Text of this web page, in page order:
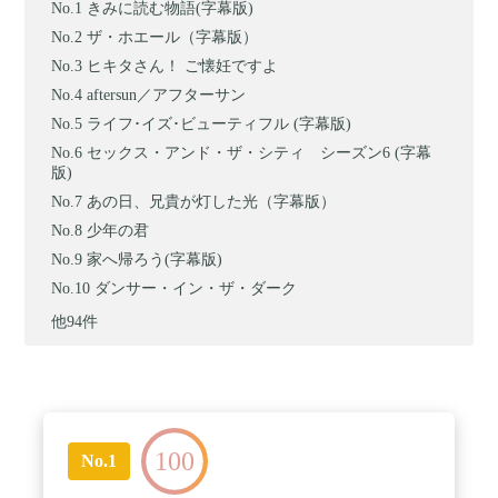
きみに読む物語(字幕版)
ザ・ホエール（字幕版）
ヒキタさん！ ご懐妊ですよ
aftersun／アフターサン
ライフ･イズ･ビューティフル (字幕版)
セックス・アンド・ザ・シティ シーズン6 (字幕
版)
あの日、兄貴が灯した光（字幕版）
少年の君
家へ帰ろう(字幕版)
ダンサー・イン・ザ・ダーク
他94件
No.1 100